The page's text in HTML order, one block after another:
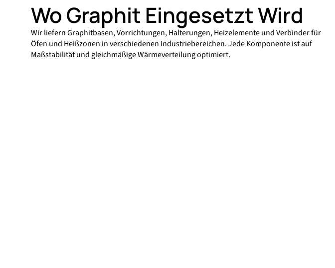
Wo Graphit Eingesetzt Wird
Wir liefern Graphitbasen, Vorrichtungen, Halterungen, Heizelemente und Verbinder für
Öfen und Heißzonen in verschiedenen Industriebereichen. Jede Komponente ist auf
Maßstabilität und gleichmäßige Wärmeverteilung optimiert.